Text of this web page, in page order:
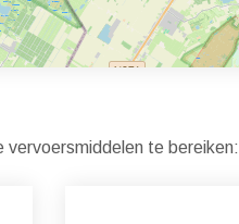
te bereiken: